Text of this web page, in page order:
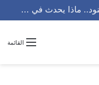
22 قافلة عسكرية وآلاف الجنود.. ماذا يحدث في كردفان مع تصاعد أزمة النازحين؟
القائمة